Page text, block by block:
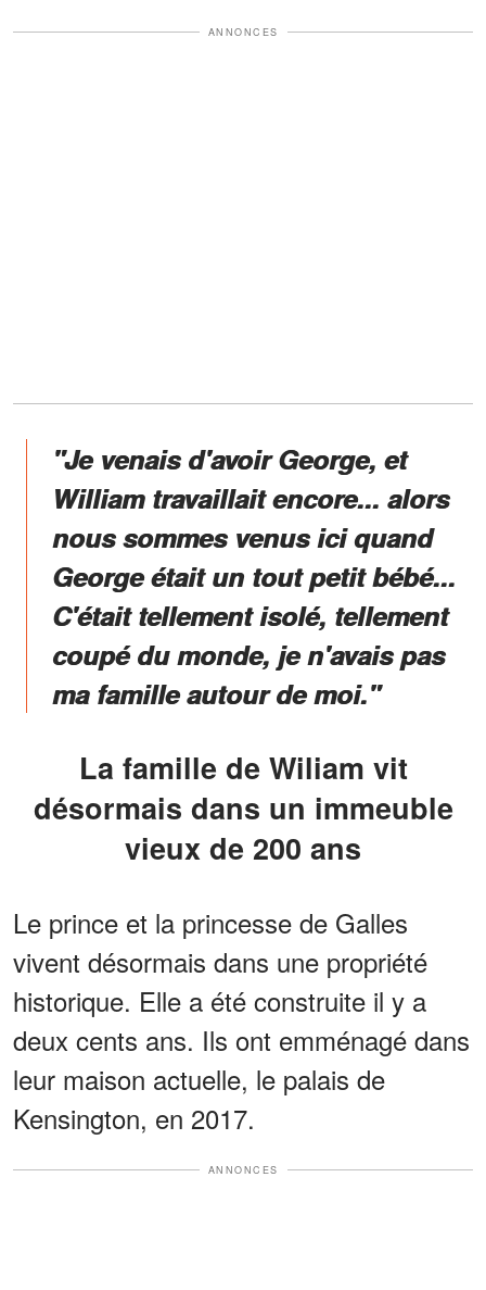
ANNONCES
"Je venais d'avoir George, et
William travaillait encore... alors
nous sommes venus ici quand
George était un tout petit bébé...
C'était tellement isolé, tellement
coupé du monde, je n'avais pas
ma famille autour de moi."
La famille de Wiliam vit
désormais dans un immeuble
vieux de 200 ans
Le prince et la princesse de Galles
vivent désormais dans une propriété
historique. Elle a été construite il y a
deux cents ans. Ils ont emménagé dans
leur maison actuelle, le palais de
Kensington, en 2017.
ANNONCES